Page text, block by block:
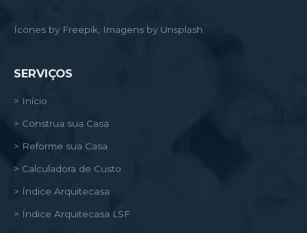
Ícones by Freepik, Imagens by Unsplash
SERVIÇOS
> Início
> Construa sua Casa
> Reforme sua Casa
> Calculadora de Custo
> Índice Arquitecasa
> Índice Arquitecasa LSF